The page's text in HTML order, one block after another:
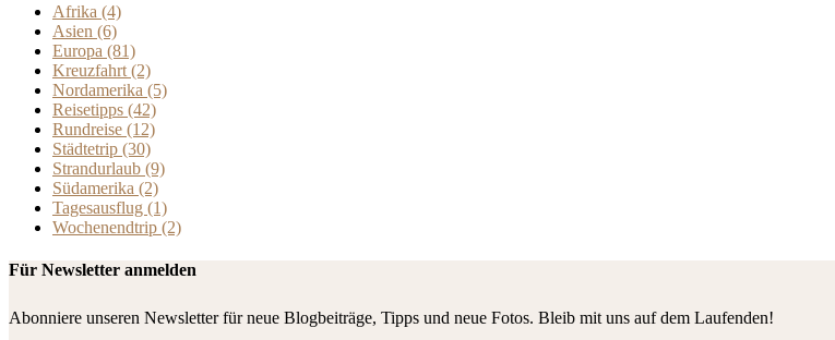
Afrika (4)
Asien (6)
Europa (81)
Kreuzfahrt (2)
Nordamerika (5)
Reisetipps (42)
Rundreise (12)
Städtetrip (30)
Strandurlaub (9)
Südamerika (2)
Tagesausflug (1)
Wochenendtrip (2)
Für Newsletter anmelden
Abonniere unseren Newsletter für neue Blogbeiträge, Tipps und neue Fotos. Bleib mit uns auf dem Laufenden!